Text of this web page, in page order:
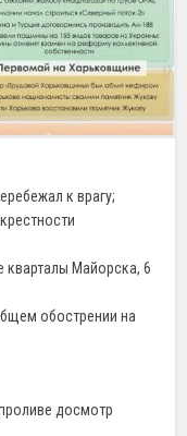
к врагу;
Майорска, 6
обострении на
досмотр